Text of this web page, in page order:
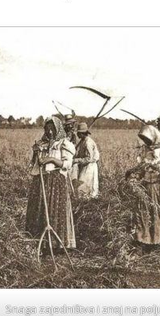
Snaga zajedništva i znoj na